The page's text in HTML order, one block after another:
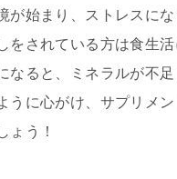
が始まり、ストレスに
をされている方は食生
なると、ミネラルが不足
うに心がけ、サプリメ
ょう！